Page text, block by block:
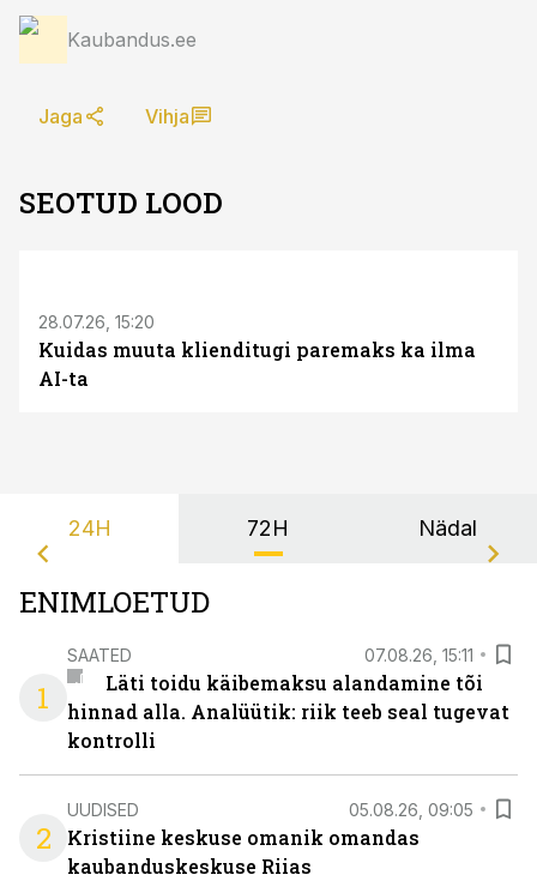
Kaubandus.ee
Jaga Vihja
SEOTUD LOOD
28.07.26, 15:20
Kuidas muuta klienditugi paremaks ka ilma
AI-ta
24H 72H Nädal
ENIMLOETUD
1
SAATED 07.08.26, 15:11
Läti toidu käibemaksu alandamine tõi
hinnad alla. Analüütik: riik teeb seal tugevat
kontrolli
2
UUDISED 05.08.26, 09:05
Kristiine keskuse omanik omandas
kaubanduskeskuse Riias